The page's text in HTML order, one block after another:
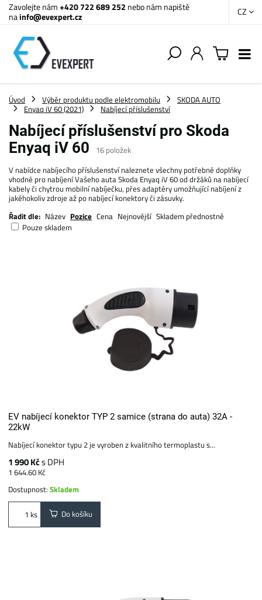
Zavolejte nám+420 722 689 252 nebo nám napiště
nainfo@evexpert.cz CZ
Úvod Výběr produktu podle elektromobilu
SKODA AUTO
Enyaq iV 60 (2021)
Nabíjecí příslušenství
Nabíjecí příslušenství pro Skoda
Enyaq iV 60
16 položek
V nabídce nabíjecího příslušenství naleznete všechny potřebné doplňky
vhodné pro nabíjení Vašeho auta Skoda Enyaq iV 60 od držáků na nabíjecí
kabely či chytrou mobilní nabíječku, přes adaptéry umožňující nabíjení z
jakéhokoliv zdroje až po nabíjecí konektory či zásuvky.
Řadit dle: Název Pozice Cena Nejnovější Skladem přednostně
Pouze skladem
EV nabíjecí konektor TYP 2 samice (strana do auta) 32A -
22kW
Nabíjecí konektor typu 2 je vyroben z kvalitního termoplastu s...
1 990 Kčs DPH
1 644.60 Kč
Dostupnost:Skladem
ks Do košíku